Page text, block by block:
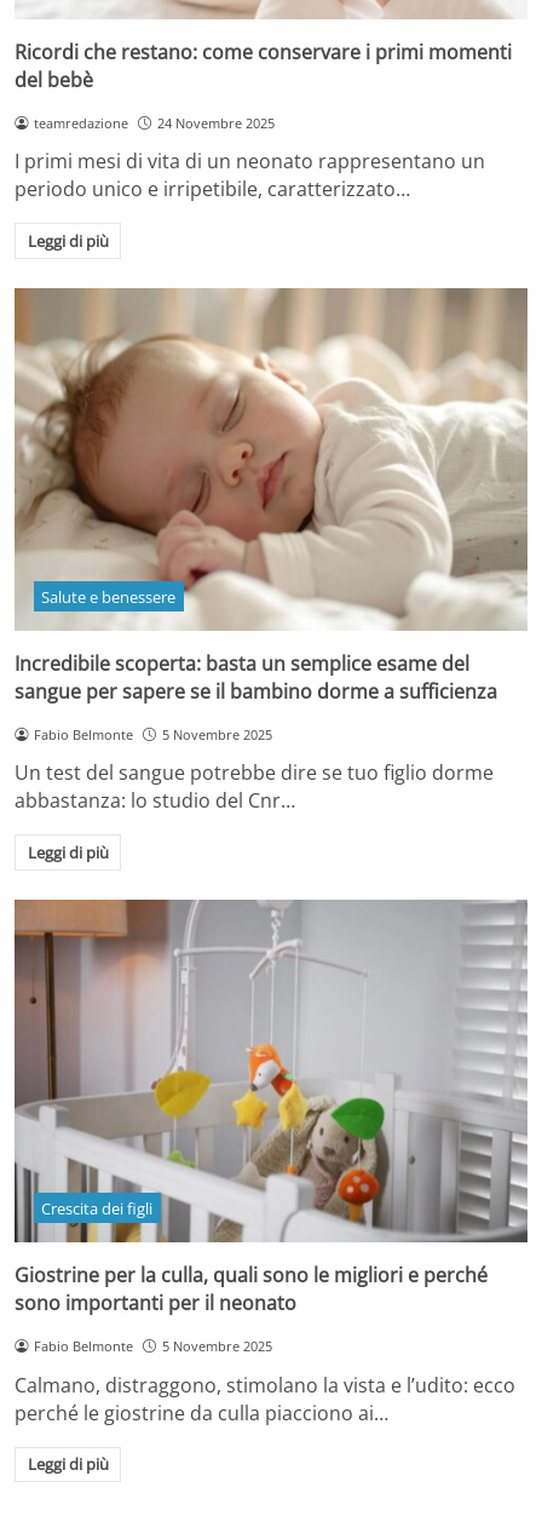
Ricordi che restano: come conservare i primi momenti
del bebè
teamredazione 24 Novembre 2025
I primi mesi di vita di un neonato rappresentano un
periodo unico e irripetibile, caratterizzato…
Leggi di più
Salute e benessere
Incredibile scoperta: basta un semplice esame del
sangue per sapere se il bambino dorme a sufficienza
Fabio Belmonte 5 Novembre 2025
Un test del sangue potrebbe dire se tuo figlio dorme
abbastanza: lo studio del Cnr…
Leggi di più
Crescita dei figli
Giostrine per la culla, quali sono le migliori e perché
sono importanti per il neonato
Fabio Belmonte 5 Novembre 2025
Calmano, distraggono, stimolano la vista e l’udito: ecco
perché le giostrine da culla piacciono ai…
Leggi di più